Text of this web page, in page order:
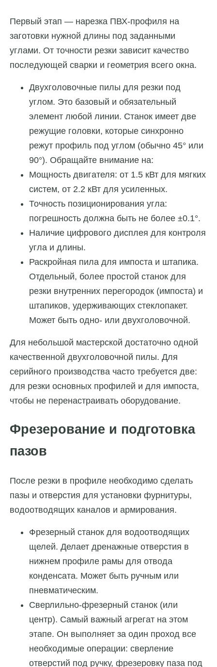
Первый этап — нарезка ПВХ-профиля на
заготовки нужной длины под заданными
углами. От точности резки зависит качество
последующей сварки и геометрия всего окна.
Двухголовочные пилы для резки под
углом. Это базовый и обязательный
элемент любой линии. Станок имеет две
режущие головки, которые синхронно
режут профиль под углом (обычно 45° или
90°). Обращайте внимание на:
Мощность двигателя: от 1.5 кВт для мягких
систем, от 2.2 кВт для усиленных.
Точность позиционирования угла:
погрешность должна быть не более ±0.1°.
Наличие цифрового дисплея для контроля
угла и длины.
Раскройная пила для импоста и штапика.
Отдельный, более простой станок для
резки внутренних перегородок (импоста) и
штапиков, удерживающих стеклопакет.
Может быть одно- или двухголовочной.
Для небольшой мастерской достаточно одной
качественной двухголовочной пилы. Для
серийного производства часто требуется две:
для резки основных профилей и для импоста,
чтобы не перенастраивать оборудование.
Фрезерование и подготовка
пазов
После резки в профиле необходимо сделать
пазы и отверстия для установки фурнитуры,
водоотводящих каналов и армирования.
Фрезерный станок для водоотводящих
щелей. Делает дренажные отверстия в
нижнем профиле рамы для отвода
конденсата. Может быть ручным или
пневматическим.
Сверлильно-фрезерный станок (или
центр). Самый важный агрегат на этом
этапе. Он выполняет за один проход все
необходимые операции: сверление
отверстий под ручку, фрезеровку паза под